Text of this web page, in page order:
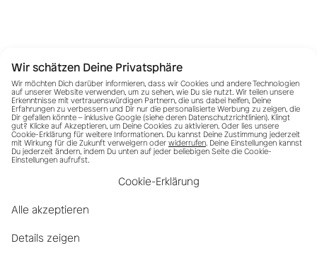
Wir schätzen Deine Privatsphäre
Wir möchten Dich darüber informieren, dass wir Cookies und andere Technologien
auf unserer Website verwenden, um zu sehen, wie Du sie nutzt. Wir teilen unsere
Erkenntnisse mit vertrauenswürdigen Partnern, die uns dabei helfen, Deine
Erfahrungen zu verbessern und Dir nur die personalisierte Werbung zu zeigen, die
Dir gefallen könnte – inklusive Google (siehe deren Datenschutzrichtlinien). Klingt
gut? Klicke auf Akzeptieren, um Deine Cookies zu aktivieren. Oder lies unsere
Cookie-Erklärung für weitere Informationen. Du kannst Deine Zustimmung jederzeit
mit Wirkung für die Zukunft verweigern oder widerrufen . Deine Einstellungen kannst
Du jederzeit ändern, indem Du unten auf jeder beliebigen Seite die Cookie-
Einstellungen aufrufst.
Cookie-Erklärung
Alle akzeptieren
Details zeigen